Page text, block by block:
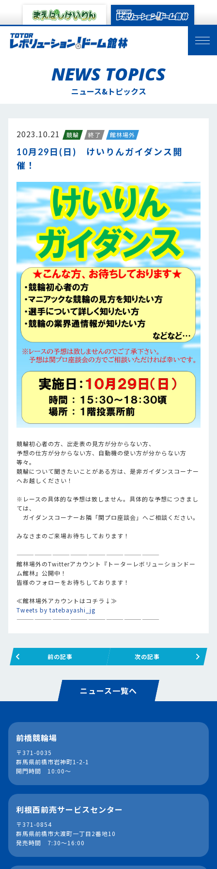
NEWS TOPICS
ニュース&トピックス
2023.10.21 競輪 終了 館林場外
10月29日(日) けいりんガイダンス開
催！
競輪初心者の方、出走表の見方が分からない方、
予想の仕方が分からない方、自動機の使い方が分からない方
等々。
競輪について聞きたいことがある方は、是非ガイダンスコーナー
へお越しください！
※レースの具体的な予想は致しません。具体的な予想につきまし
ては、
ガイダンスコーナーお隣「関プロ座談会」へご相談ください。
みなさまのご来場お待ちしております！
————————————————————————
館林場外のTwitterアカウント『トーターレボリューションドー
ム館林』公開中！
皆様のフォローをお待ちしております！
≪館林場外アカウントはコチラ↓≫
Tweets by tatebayashi_jg
————————————————————————
前の記事 次の記事
ニュース一覧へ
前橋競輪場
〒371-0035
群馬県前橋市岩神町1-2-1
開門時間 10:00～
利根西前売サービスセンター
〒371-0854
群馬県前橋市大渡町一丁目2番地10
発売時間 7:30～16:00